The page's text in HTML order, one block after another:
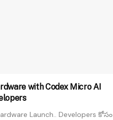
with Codex Micro AI
Launch.. Developers కోసం